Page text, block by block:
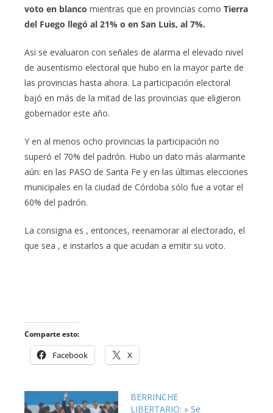
voto en blanco mientras que en provincias como Tierra
del Fuego llegó al 21% o en San Luis, al 7%.
Asi se evaluaron con señales de alarma el elevado nivel
de ausentismo electoral que hubo en la mayor parte de
las provincias hasta ahora. La participación electoral
bajó en más de la mitad de las provincias que eligieron
gobernador este año.
Y en al menos ocho provincias la participación no
superó el 70% del padrón. Hubo un dato más alarmante
aún: en las PASO de Santa Fe y en las últimas elecciones
municipales en la ciudad de Córdoba sólo fue a votar el
60% del padrón.
La consigna es , entonces, reenamorar al electorado, el
que sea , e instarlos a que acudan a emitir su voto.
Comparte esto:
Facebook X
BERRINCHE
LIBERTARIO: » Se